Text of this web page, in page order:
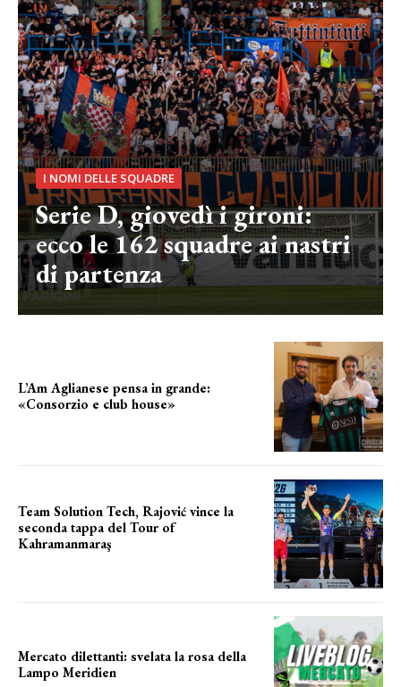
I NOMI DELLE SQUADRE
Serie D, giovedì i gironi:
ecco le 162 squadre ai nastri
di partenza
L’Am Aglianese pensa in grande:
«Consorzio e club house»
Team Solution Tech, Rajović vince la
seconda tappa del Tour of
Kahramanmaraş
Mercato dilettanti: svelata la rosa della
Lampo Meridien